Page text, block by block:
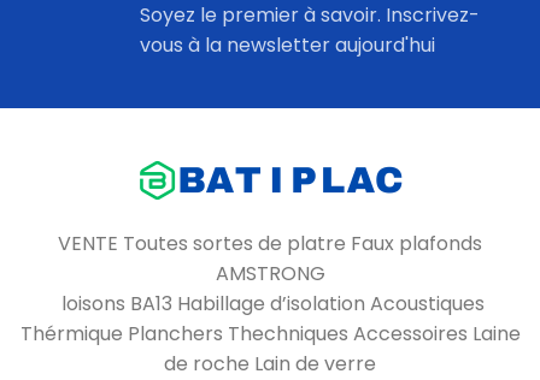
Soyez le premier à savoir. Inscrivez-
vous à la newsletter aujourd'hui
VENTE Toutes sortes de platre Faux plafonds
AMSTRONG
loisons BA13 Habillage d’isolation Acoustiques
Thérmique Planchers Thechniques Accessoires Laine
de roche Lain de verre